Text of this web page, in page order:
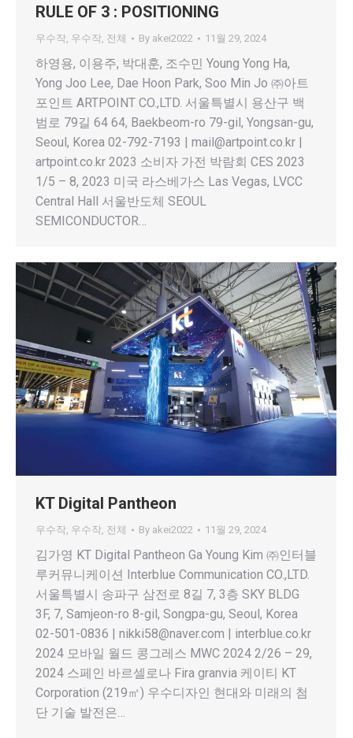
RULE OF 3 : POSITIONING
우수작 우수작 전체 By akei2022 11월 29, 2024
하영용, 이용주, 박대훈, 조수민 Young Yong Ha,
Yong Joo Lee, Dae Hoon Park, Soo Min Jo ㈜아트
포인트 ARTPOINT CO.,LTD. 서울특별시 용산구 백
범로 79길 64 64, Baekbeom-ro 79-gil, Yongsan-gu,
Seoul, Korea 02-792-7193 | mail@artpoint.co.kr |
artpoint.co.kr 2023 소비자 가전 박람회 CES 2023
1/5 – 8, 2023 미국 라스베가스 Las Vegas, LVCC
Central Hall 서울반도체 SEOUL
SEMICONDUCTOR…
KT Digital Pantheon
우수작, 우수작, 전체 By akei2022 11월 29, 2024
김가영 KT Digital Pantheon Ga Young Kim ㈜인터블
루커뮤니케이션 Interblue Communication CO.,LTD.
서울특별시 송파구 삼전로 8길 7, 3층 SKY BLDG
3F, 7, Samjeon-ro 8-gil, Songpa-gu, Seoul, Korea
02-501-0836 | nikki58@naver.com | interblue.co.kr
2024 모바일 월드 콩그레스 MWC 2024 2/26 – 29,
2024 스페인 바르셀로나 Fira granvia 케이티 KT
Corporation (219㎡) 우수디자인 현대와 미래의 첨
단 기술 발전은…